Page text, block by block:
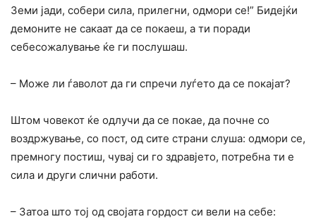
Земи јади, собери сила, прилегни, одмори се!” Бидејќи
демоните не сакаат да се покаеш, a ти поради
себесожалување ќе ги послушаш.
– Може ли ѓаволот да ги спречи луѓето да се покајат?
Штом човекот ќе одлучи да се покае, да почне co
воздржување, co пост, од сите страни слуша: одмори се,
премногу постиш, чувај си го здравјето, потребна ти е
сила и други слични работи.
– Затоа што тој од својата гордост си вели на себе: